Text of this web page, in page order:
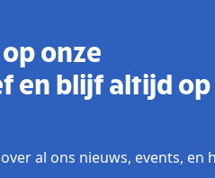
onze
en blijf altijd op
al ons nieuws, events, en